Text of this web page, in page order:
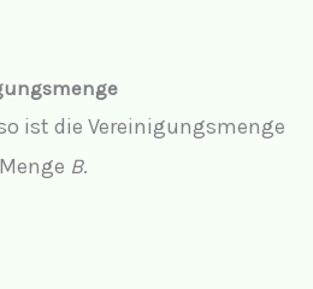
ist die Vereinigungsmenge
B.